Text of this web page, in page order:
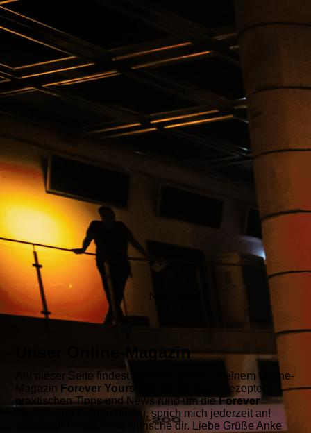
Navigation
Unser Online-Magazin
Auf dieser Seitefindest du einen Link zu meinem Online-
Magazin Forever Yours
voll mit leckeren Rezepten,
praktischen Tipps und News rund um dieForever
Familie. Bei Fragen hierzu, sprich mich jederzeit an!
Viel Spaß beim Lesen wünsche dir. Liebe Grüße Anke